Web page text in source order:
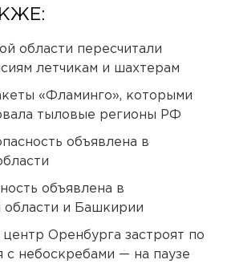
области пересчитали
летчикам и шахтерам
«Фламинго», которыми
тыловые регионы РФ
объявлена в
объявлена в
области и Башкирии
Оренбурга застроят по
с небоскребами — на паузе